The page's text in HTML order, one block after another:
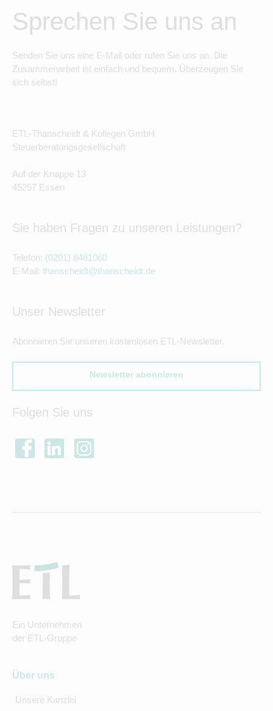
Sprechen Sie uns an
Senden Sie uns eine E-Mail oder rufen Sie uns an. Die
Zusammenarbeit ist einfach und bequem. Überzeugen Sie
sich selbst!
ETL-Thanscheidt & Kollegen GmbH
Steuerberatungsgesellschaft
Auf der Knappe 13
45257 Essen
Sie haben Fragen zu unseren Leistungen?
Telefon: (0201) 8481060
E-Mail: thanscheidt@thanscheidt.de
Unser Newsletter
Abonnieren Sie unseren kostenlosen ETL-Newsletter.
Newsletter abonnieren
Folgen Sie uns
Ein Unternehmen
der ETL-Gruppe
Über uns
Unsere Kanzlei